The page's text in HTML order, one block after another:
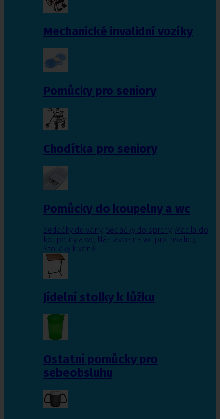
Mechanické invalidní vozíky
Pomůcky pro seniory
Chodítka pro seniory
Pomůcky do koupelny a wc
Sedačky do vany, Sedačky do sprchy, Madla do
koupelny a wc, Nástavce na wc pro invalidy,
Stoličky k vaně
Jídelní stolky k lůžku
Ostatní pomůcky pro
sebeobsluhu